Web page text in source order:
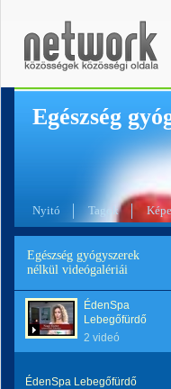
Egészség
Nyitó Tagok
Egészség gyógyszerek
nélkül videógalériái
ÉdenSpa
Lebegőfürdő
2 videó
ÉdenSpa Lebegőfürdő